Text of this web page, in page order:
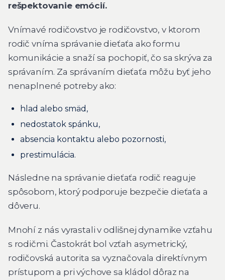
rešpektovanie emócií.
Vnímavé rodičovstvo je rodičovstvo, v ktorom
rodič vníma správanie dieťaťa ako formu
komunikácie a snaží sa pochopiť, čo sa skrýva za
správaním. Za správaním dieťaťa môžu byť jeho
nenaplnené potreby ako:
hlad alebo smäd,
nedostatok spánku,
absencia kontaktu alebo pozornosti,
prestimulácia.
Následne na správanie dieťaťa rodič reaguje
spôsobom, ktorý podporuje bezpečie dieťaťa a
dôveru.
Mnohí z nás vyrastali v odlišnej dynamike vzťahu
s rodičmi. Častokrát bol vzťah asymetrický,
rodičovská autorita sa vyznačovala direktívnym
prístupom a pri výchove sa kládol dôraz na